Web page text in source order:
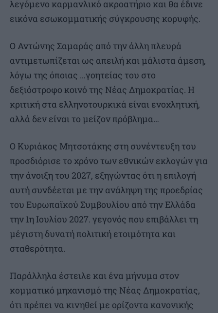
λεγόμενο καρμανλικό ακροατήριο και θα έδινε
εικόνα εσωκομματικής σύγκρουσης κορυφής.
Ο Αντώνης Σαμαράς από την άλλη πλευρά
αντιμετωπίζεται ως απειλή και μάλιστα άμεση,
λόγω της όποιας …γοητείας του στο
δεξιόστροφο κοινό της Νέας Δημοκρατίας. Η
κριτική στα ελληνοτουρκικά είναι ενοχλητική,
αλλά δεν είναι το μείζον πρόβλημα…
Ο Κυριάκος Μητσοτάκης στη συνέντευξη του
προσδιόρισε το χρόνο των εθνικών εκλογών για
την άνοιξη του 2027, εξηγώντας ότι η επιλογή
αυτή συνδέεται με την ανάληψη της προεδρίας
του Ευρωπαϊκού Συμβουλίου από την Ελλάδα
την 1η Ιουλίου 2027. γεγονός που επιβάλλει τη
μέγιστη δυνατή πολιτική ετοιμότητα και
σταθερότητα.
Παράλληλα έστειλε και ένα μήνυμα στον
κομματικό μηχανισμό της Νέας Δημοκρατίας,
ότι πρέπει να κινηθεί με ορίζοντα κανονικής